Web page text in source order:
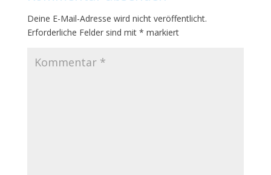
Deine E-Mail-Adresse wird nicht veröffentlicht.
Erforderliche Felder sind mit * markiert